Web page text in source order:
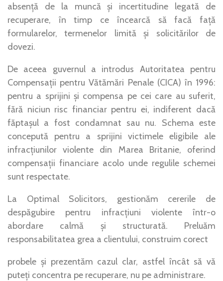
absență de la muncă și incertitudine legată de
recuperare, în timp ce încearcă să facă față
formularelor, termenelor limită și solicitărilor de
dovezi.
De aceea guvernul a introdus Autoritatea pentru
Compensații pentru Vătămări Penale (CICA) în 1996:
pentru a sprijini și compensa pe cei care au suferit,
fără niciun risc financiar pentru ei, indiferent dacă
făptașul a fost condamnat sau nu. Schema este
concepută pentru a sprijini victimele eligibile ale
infracțiunilor violente din Marea Britanie, oferind
compensații financiare acolo unde regulile schemei
sunt respectate.
La Optimal Solicitors, gestionăm cererile de
despăgubire pentru infracțiuni violente într-o
abordare calmă și structurată. Preluăm
responsabilitatea grea a clientului, construim corect
probele și prezentăm cazul clar, astfel încât să vă
puteți concentra pe recuperare, nu pe administrare.